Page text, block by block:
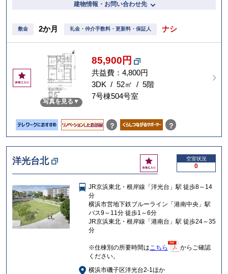
建物情報・お問い合わせ先
敷金 2か月 礼金・仲介手数料・更新料・保証人 ナシ
お
気
写真を見る
85,900円
共益費：4,800円
3DK / 52㎡ / 5階
7号棟504号室
？ ？
洋光台北
お
気
入
空室状況
0
JR京浜東北・根岸線「洋光台」駅 徒歩8～14
分
横浜市営地下鉄ブルーライン「港南中央」駅
バス9～11分 徒歩1～6分
JR京浜東北・根岸線「港南台」駅 徒歩24～35
分
※住棟別の所要時間は こちら
からご確認
ください。
横浜市磯子区洋光台2-1ほか